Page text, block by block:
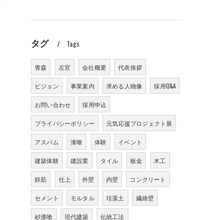
タグ Tags
青森 左官 会社概要 代表挨拶
ビジョン 事業案内 求める人物像 採用Q&A
お問い合わせ 採用申込
プライバシーポリシー 元気応援プロジェクト展
アスパム 漆喰 体験 イベント
建築体験 建設業 タイル 板金 木工
鉄筋 仕上 外壁 内壁 コンクリート
セメント モルタル 珪藻土 繊維壁
砂漆喰 現代建築 伝統工法